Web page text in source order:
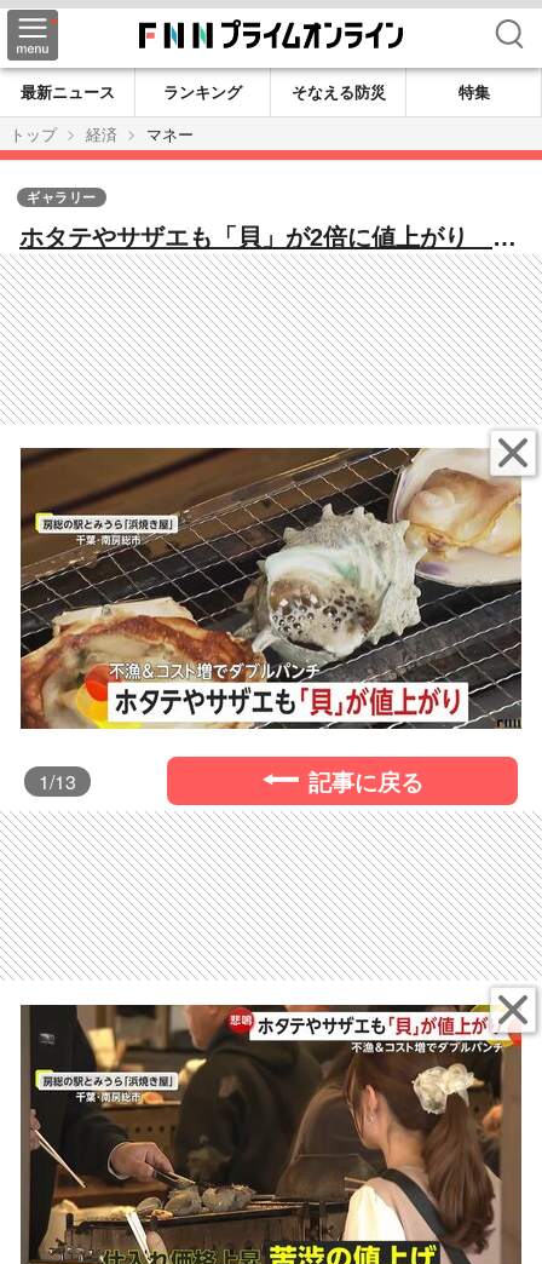
検索
最新ニュース ランキング そなえる防災
特集
トップ
経済 マネー
ホタテやサザエも「貝」が2倍に値上がり 不
漁&配送コストの“ダブルパンチ” 専門店悲
鳴…値上げや仕入れ産地変更も
ギャラリー
1/13 記事に戻る